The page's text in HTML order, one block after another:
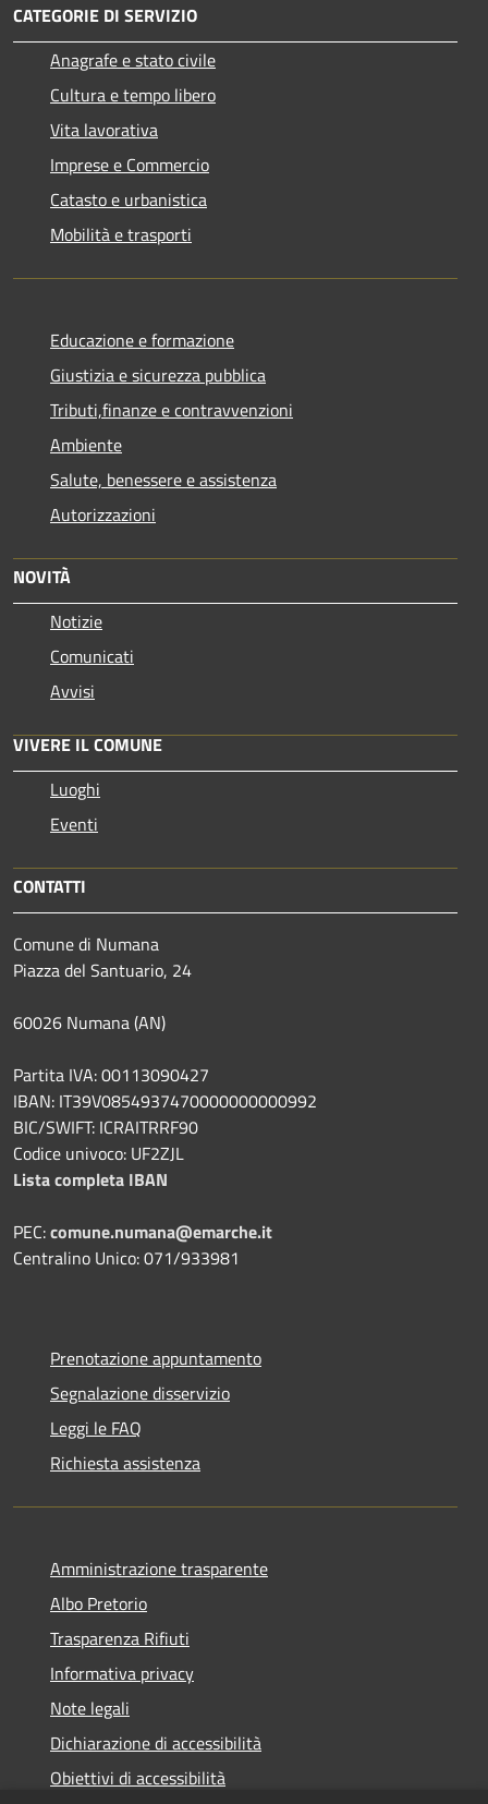
CATEGORIE DI SERVIZIO
Anagrafe e stato civile
Cultura e tempo libero
Vita lavorativa
Imprese e Commercio
Catasto e urbanistica
Mobilità e trasporti
Educazione e formazione
Giustizia e sicurezza pubblica
Tributi,finanze e contravvenzioni
Ambiente
Salute, benessere e assistenza
Autorizzazioni
NOVITÀ
Notizie
Comunicati
Avvisi
VIVERE IL COMUNE
Luoghi
Eventi
CONTATTI
Comune di Numana
Piazza del Santuario, 24
60026 Numana (AN)
Partita IVA: 00113090427
IBAN: IT39V0854937470000000000992
BIC/SWIFT: ICRAITRRF90
Codice univoco: UF2ZJL
Lista completa IBAN
PEC:comune.numana@emarche.it
Centralino Unico: 071/933981
Prenotazione appuntamento
Segnalazione disservizio
Leggi le FAQ
Richiesta assistenza
Amministrazione trasparente
Albo Pretorio
Trasparenza Rifiuti
Informativa privacy
Note legali
Dichiarazione di accessibilità
Obiettivi di accessibilità